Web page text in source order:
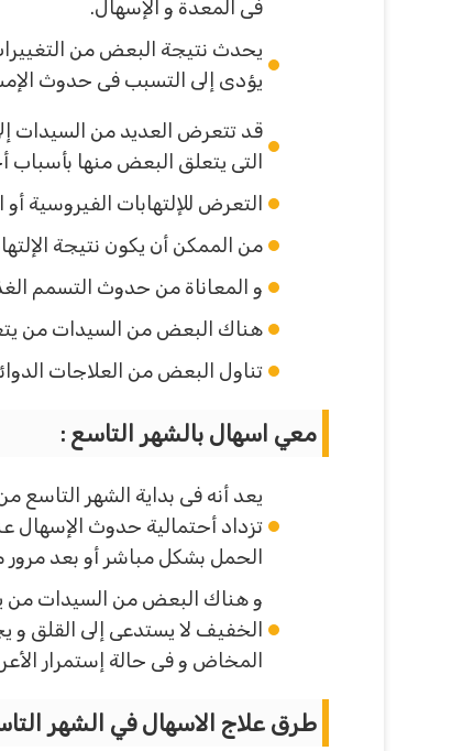
فى المعدة و الإسهال.
يحدث نتيجة البعض من التغييرات
يؤدى إلى التسبب فى حدوث
قد تتعرض العديد من السيدات
التى يتعلق البعض منها
التعرض للإلتهابات الفيروسية أو
من الممكن أن يكون نتيجة
و المعاناة من حدوث التسمم
هناك البعض من السيدات من
تناول البعض من العلاجات
معي اسهال بالشهر التاسع :
يعد أنه فى بداية الشهر التاسع
تزداد أحتمالية حدوث الإسهال
الحمل بشكل مباشر أو بعد مرور
و هناك البعض من السيدات من
الخفيف لا يستدعى إلى القلق و
المخاض و فى حالة إستمرار
طرق علاج الاسهال في الشهر